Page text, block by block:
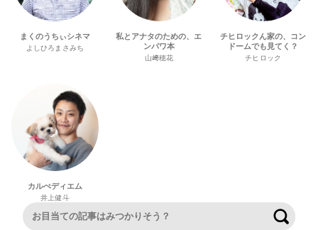
まくのうちぃシネマ
よしひろまさみち
私とアナタのための、エ
ンパワ本
山﨑穂花
チヒロックん家の、コン
ドームでも見てく？
チヒロック
カルぺディエム
井上健斗